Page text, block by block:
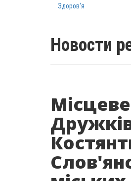
Здоров‘я
Новости